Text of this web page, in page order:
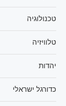
טכנולוגיה
טלוויזיה
יהדות
כדורגל ישראלי